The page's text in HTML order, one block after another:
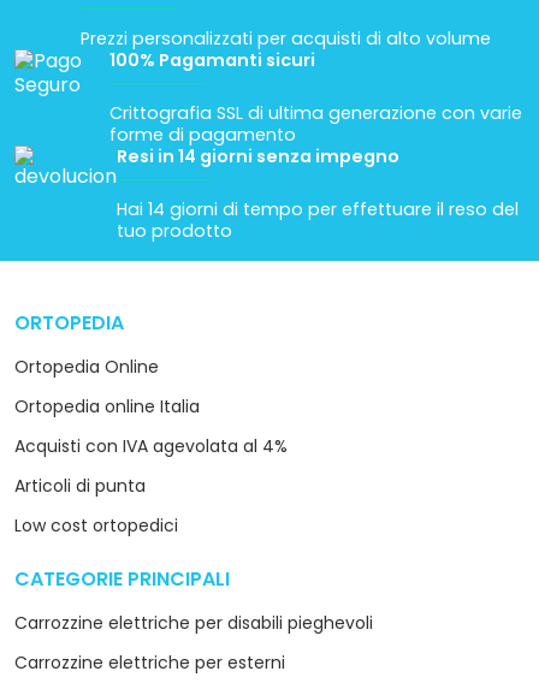
Prezzi personalizzati per acquisti di alto volume
100% Pagamanti sicuri
Crittografia SSL di ultima generazione con varie
forme di pagamento
Resi in 14 giorni senza impegno
Hai 14 giorni di tempo per effettuare il reso del
tuo prodotto
ORTOPEDIA
Ortopedia Online
Ortopedia online Italia
Acquisti con IVA agevolata al 4%
Articoli di punta
Low cost ortopedici
CATEGORIE PRINCIPALI
Carrozzine elettriche per disabili pieghevoli
Carrozzine elettriche per esterni